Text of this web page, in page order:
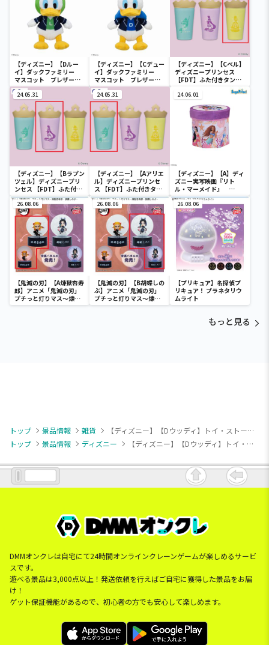
【ディズニー】【Dルー
イ】ダックファミリー
マスコット ブレザーコ
スチューム
【ディズニー】【Cデュー
イ】ダックファミリー
マスコット ブレザーコ
スチューム
【ディズニー】【Cベル】
ディズニープリンセス
【FDT】ふた付きタンブ
24.05.31
【ディズニー】【Bラプン
ツェル】ディズニープリ
ンセス 【FDT】ふた付き
タンブラー
24.05.31
【ディズニー】【Aアリエ
ル】ディズニープリンセ
ス 【FDT】ふた付きタン
ブラー
24.06.01
【ディズニー】【A】ディ
ズニー実写映画『リト
ル・マーメイド』
[PtZ]折り畳みボックス
チェアー
26.08.06
【鬼滅の刃】【A煉獄杏寿
郎】アニメ「鬼滅の刃」
プチっと灯りマス～煉獄
杏寿郎・胡蝶しのぶ～
26.08.06
【鬼滅の刃】【B胡蝶しの
ぶ】アニメ「鬼滅の刃」
プチっと灯りマス～煉獄
杏寿郎・胡蝶しのぶ～
26.08.06
【プリキュア】名探偵プ
リキュア！ プラネタリウ
ムライト
もっと見る
トップ 景品情報 雑貨
【ディズニー】【Dウッディ】トイ・ストーリー ブック型ポーチ（EX）
トップ
景品情報 ディズニー 【ディズニー】【Dウッディ】トイ・ストーリー ブック型ポーチ（EX）
DMMオンクレは自宅にて24時間オンラインクレーンゲームが楽しめるサービ
スです。
遊べる景品は3,000点以上！発送依頼を行えばご自宅に獲得した景品をお届
け！
ゲット保証機能があるので、初心者の方でも安心して楽しめます。